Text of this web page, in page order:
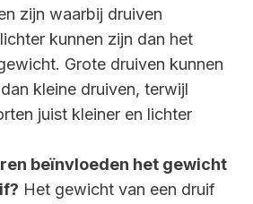
zijn waarbij druiven
kunnen zijn dan het
Grote druiven kunnen
kleine druiven, terwijl
juist kleiner en lichter
beïnvloeden het gewicht
Het gewicht van een druif